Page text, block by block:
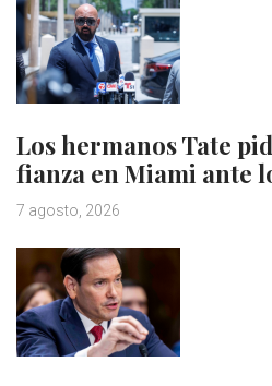
Los hermanos Tate
fianza en Miami ante
7 agosto, 2026